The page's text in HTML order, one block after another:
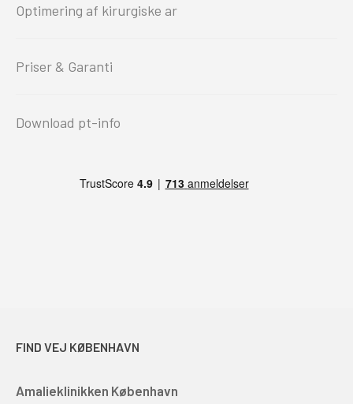
Optimering af kirurgiske ar
Priser & Garanti
Download pt-info
FIND VEJ KØBENHAVN
Amalieklinikken København